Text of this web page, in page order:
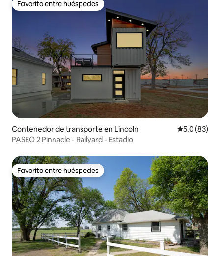
Favorito entre huéspedes
Favorito entre huéspedes
Contenedor de transporte en Lincoln Calificación
5.0 (83)
PASEO 2 Pinnacle - Railyard - Estadio
Favorito entre huéspedes
Favorito entre huéspedes